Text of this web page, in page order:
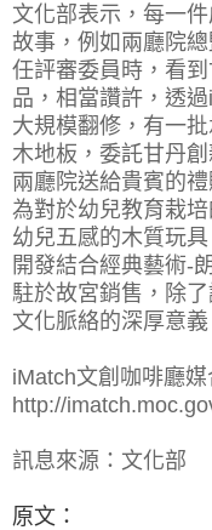
文化部表示，每一
故事，例如兩廳院
任評審委員時，看
品，相當讚許，透
大規模翻修，有一
木地板，委託甘丹
兩廳院送給貴賓的
為對於幼兒教育栽
幼兒五感的木質玩
開發結合經典藝術-
駐於故宮銷售，除
文化脈絡的深厚意義
iMatch文創咖啡廳媒
http://
訊息來源：文化部
原文：